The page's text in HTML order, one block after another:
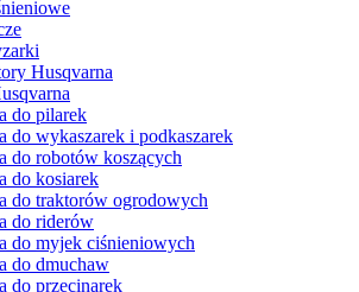
Husqvarna
do pilarek
do wykaszarek i podkaszarek
do robotów koszących
do kosiarek
do traktorów ogrodowych
do riderów
do myjek ciśnieniowych
do dmuchaw
do przecinarek